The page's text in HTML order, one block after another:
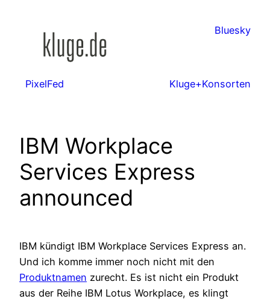
Bluesky
PixelFed Kluge+Konsorten
IBM Workplace
Services Express
announced
IBM kündigt IBM Workplace Services Express an.
Und ich komme immer noch nicht mit den
Produktnamen zurecht. Es ist nicht ein Produkt
aus der Reihe IBM Lotus Workplace, es klingt